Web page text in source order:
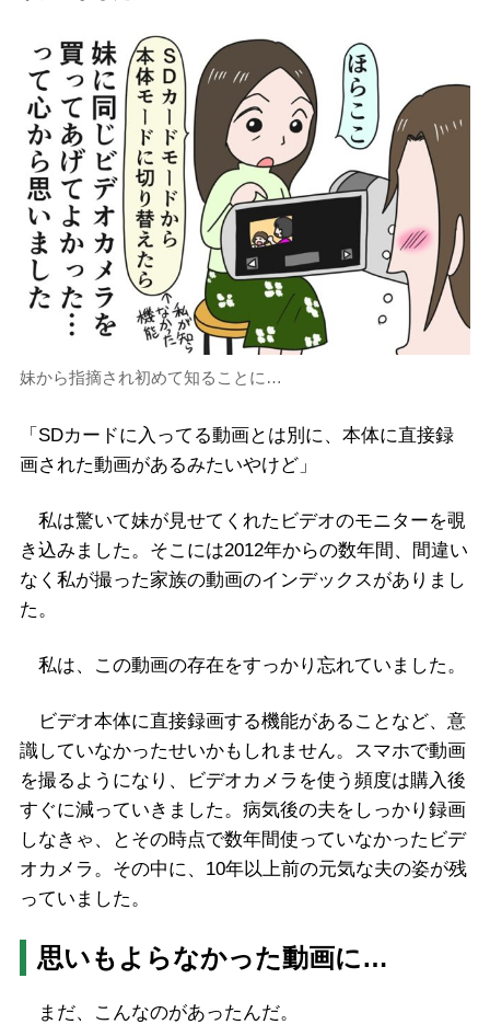
妹から指摘され初めて知ることに…
「SDカードに入ってる動画とは別に、本体に直接録
画された動画があるみたいやけど」
私は驚いて妹が見せてくれたビデオのモニターを覗
き込みました。そこには2012年からの数年間、間違い
なく私が撮った家族の動画のインデックスがありまし
た。
私は、この動画の存在をすっかり忘れていました。
ビデオ本体に直接録画する機能があることなど、意
識していなかったせいかもしれません。スマホで動画
を撮るようになり、ビデオカメラを使う頻度は購入後
すぐに減っていきました。病気後の夫をしっかり録画
しなきゃ、とその時点で数年間使っていなかったビデ
オカメラ。その中に、10年以上前の元気な夫の姿が残
っていました。
思いもよらなかった動画に…
まだ、こんなのがあったんだ。